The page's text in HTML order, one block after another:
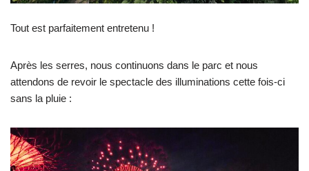
Tout est parfaitement entretenu !
Après les serres, nous continuons dans le parc et nous
attendons de revoir le spectacle des illuminations cette fois-ci
sans la pluie :